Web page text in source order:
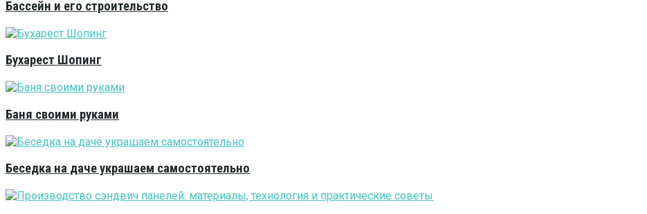
Бассейн и его строительство
Бухарест Шопинг
Баня своими руками
Беседка на даче украшаем самостоятельно